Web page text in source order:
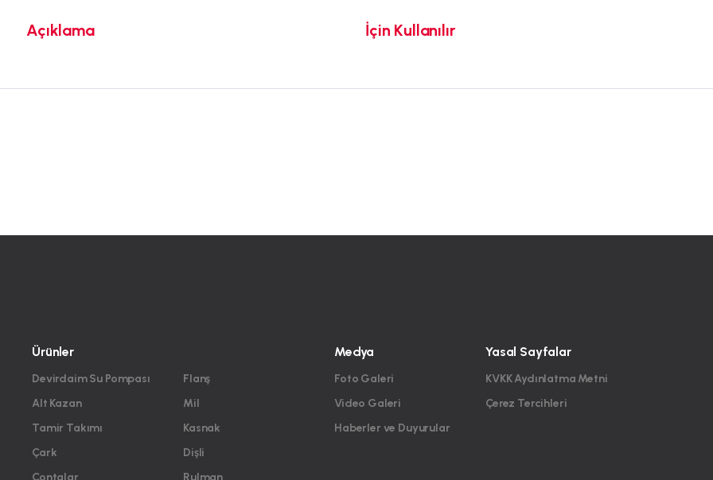
Açıklama İçin Kullanılır
Ürünler
Devirdaim Su Pompası
Alt Kazan
Tamir Takımı
Çark
Flanş
Mil
Kasnak
Dişli
Medya
Foto Galeri
Video Galeri
Haberler ve Duyurular
Yasal Sayfalar
KVKK Aydınlatma Metni
Çerez Tercihleri